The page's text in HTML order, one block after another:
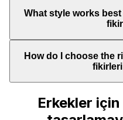
What style works
How do I choose the
Erkekler